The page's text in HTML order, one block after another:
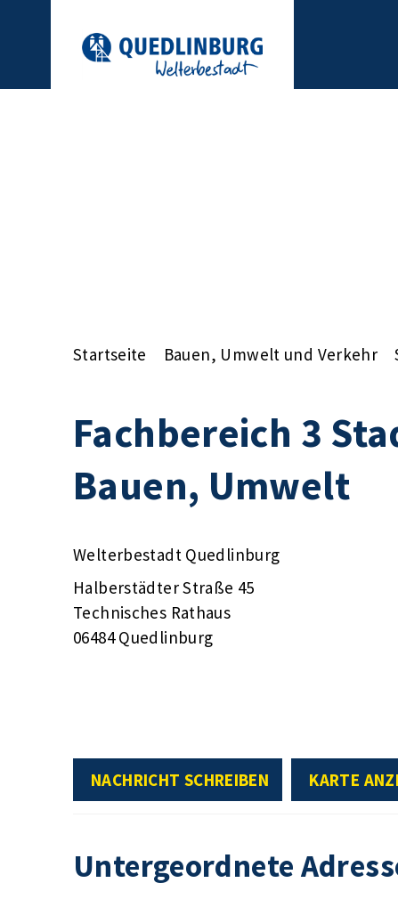
Startseite Bauen, Umwelt und Verkehr
Fachbereich 3
Bauen, Umwelt
Welterbestadt Quedlinburg
Halberstädter Straße 45
Technisches Rathaus
06484 Quedlinburg
NACHRICHT SCHREIBEN KARTE
Untergeordnete